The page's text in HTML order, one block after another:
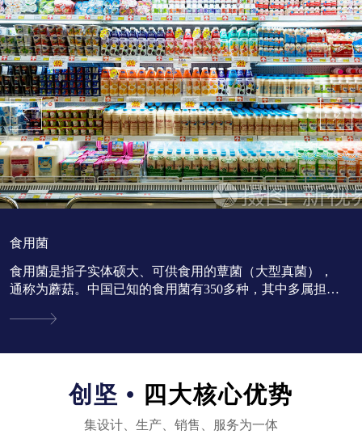
食用菌
食用菌是指子实体硕大、可供食用的蕈菌（大型真菌），
通称为蘑菇。中国已知的食用菌有350多种，其中多属担子
创坚 • 四大核心优势
集设计、生产、销售、服务为一体